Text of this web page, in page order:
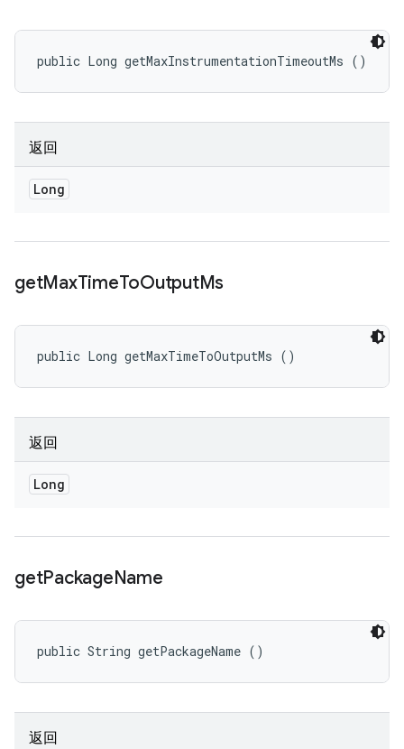
public Long getMaxInstrumentationTimeoutMs ()
返回
Long
getMaxTimeToOutputMs
public Long getMaxTimeToOutputMs ()
返回
Long
getPackageName
public String getPackageName ()
返回